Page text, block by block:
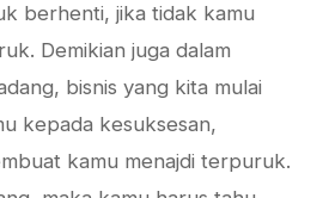
berhenti, jika tidak kamu
Demikian juga dalam
bisnis yang kita mulai
kepada kesuksesan,
kamu menajdi terpuruk.